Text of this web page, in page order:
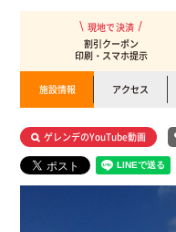
現地で決済
割引クーポン
印刷・スマホ提示
施設情報 アクセス
ゲレンデのYouTube動画